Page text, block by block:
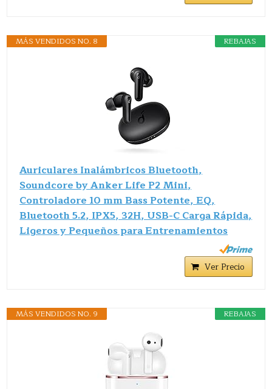
REBAJAS
MÁS VENDIDOS NO. 8
Auriculares Inalámbricos Bluetooth,
Soundcore by Anker Life P2 Mini,
Controladore 10 mm Bass Potente, EQ,
Bluetooth 5.2, IPX5, 32H, USB-C Carga Rápida,
Ligeros y Pequeños para Entrenamientos
Ver Precio
REBAJAS
MÁS VENDIDOS NO. 9